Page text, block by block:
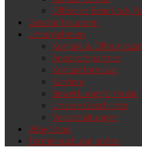
Offizieller Bear Lock
Geschäftskunden
Unternehmen
Kontakt &
Ansprechpartner
Kontaktformular
Karriere
Bewerbungsformular
Unsere Geschichte
Veranstaltungen
eBay Shop
Terminbuchung online